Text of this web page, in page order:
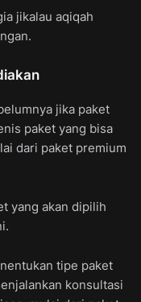
jikalau aqiqah
jika paket
paket yang bisa
dari paket premium
yang akan dipilih
tipe paket
konsultasi